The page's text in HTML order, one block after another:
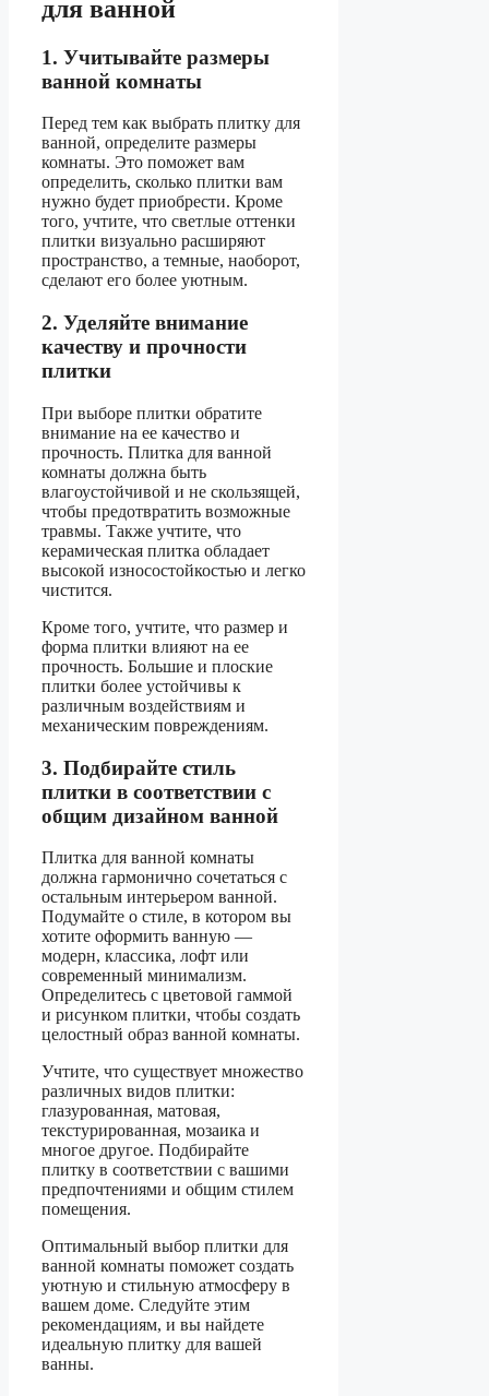
для ванной
1. Учитывайте размеры
ванной комнаты
Перед тем как выбрать плитку для
ванной, определите размеры
комнаты. Это поможет вам
определить, сколько плитки вам
нужно будет приобрести. Кроме
того, учтите, что светлые оттенки
плитки визуально расширяют
пространство, а темные, наоборот,
сделают его более уютным.
2. Уделяйте внимание
качеству и прочности
плитки
При выборе плитки обратите
внимание на ее качество и
прочность. Плитка для ванной
комнаты должна быть
влагоустойчивой и не скользящей,
чтобы предотвратить возможные
травмы. Также учтите, что
керамическая плитка обладает
высокой износостойкостью и легко
чистится.
Кроме того, учтите, что размер и
форма плитки влияют на ее
прочность. Большие и плоские
плитки более устойчивы к
различным воздействиям и
механическим повреждениям.
3. Подбирайте стиль
плитки в соответствии с
общим дизайном ванной
Плитка для ванной комнаты
должна гармонично сочетаться с
остальным интерьером ванной.
Подумайте о стиле, в котором вы
хотите оформить ванную —
модерн, классика, лофт или
современный минимализм.
Определитесь с цветовой гаммой
и рисунком плитки, чтобы создать
целостный образ ванной комнаты.
Учтите, что существует множество
различных видов плитки:
глазурованная, матовая,
текстурированная, мозаика и
многое другое. Подбирайте
плитку в соответствии с вашими
предпочтениями и общим стилем
помещения.
Оптимальный выбор плитки для
ванной комнаты поможет создать
уютную и стильную атмосферу в
вашем доме. Следуйте этим
рекомендациям, и вы найдете
идеальную плитку для вашей
ванны.